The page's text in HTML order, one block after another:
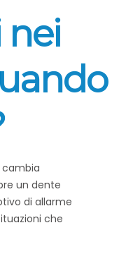
nei
un dente
di allarme
che